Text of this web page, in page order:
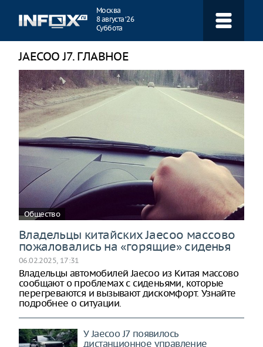
Москва
8 августа ‘26
Суббота
JAECOO J7. ГЛАВНОЕ
Общество
Владельцы китайских Jaecoo массово
пожаловались на «горящие» сиденья
06.02.2025, 17:31
Владельцы автомобилей Jaecoo из Китая массово
сообщают о проблемах с сиденьями, которые
перегреваются и вызывают дискомфорт. Узнайте
подробнее о ситуации.
У Jaecoo J7 появилось
дистанционное управление